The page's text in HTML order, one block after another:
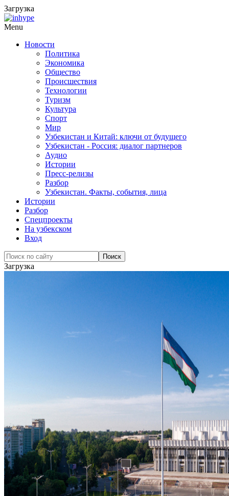
Загрузка
Menu
Новости
Политика
Экономика
Общество
Происшествия
Технологии
Туризм
Культура
Спорт
Мир
Узбекистан и Китай: ключи от будущего
Узбекистан - Россия: диалог партнеров
Аудио
Истории
Пресс-релизы
Разбор
Узбекистан. Факты, события, лица
Истории
Разбор
Спецпроекты
На узбекском
Вход
Загрузка